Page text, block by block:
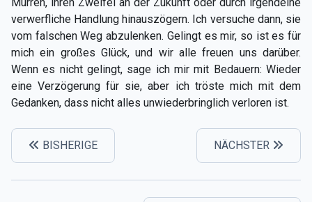
verwerfliche Handlung hinauszögern. Ich versuche dann, sie
vom falschen Weg abzulenken. Gelingt es mir, so ist es für
mich ein großes Glück, und wir alle freuen uns darüber.
Wenn es nicht gelingt, sage ich mir mit Bedauern: Wieder
eine Verzögerung für sie, aber ich tröste mich mit dem
Gedanken, dass nicht alles unwiederbringlich verloren ist.
BISHERIGE NÄCHSTER